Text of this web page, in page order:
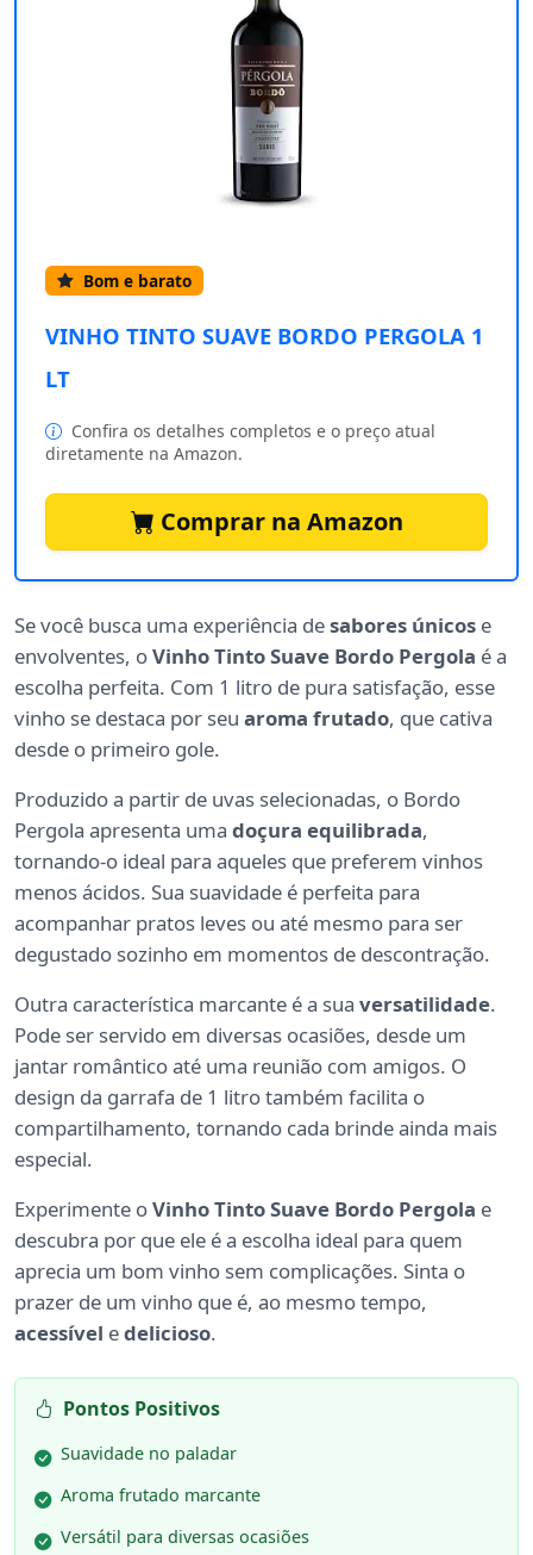
Bom e barato
VINHO TINTO SUAVE BORDO PERGOLA 1
LT
Confira os detalhes completos e o preço atual
diretamente na Amazon.
Comprar na Amazon
Se você busca uma experiência desabores únicos e
envolventes, oVinho Tinto Suave Bordo Pergola é a
escolha perfeita. Com 1 litro de pura satisfação, esse
vinho se destaca por seu aroma frutado, que cativa
desde o primeiro gole.
Produzido a partir de uvas selecionadas, o Bordo
Pergola apresenta uma doçura equilibrada,
tornando-o ideal para aqueles que preferem vinhos
menos ácidos. Sua suavidade é perfeita para
acompanhar pratos leves ou até mesmo para ser
degustado sozinho em momentos de descontração.
Outra característica marcante é a sua versatilidade.
Pode ser servido em diversas ocasiões, desde um
jantar romântico até uma reunião com amigos. O
design da garrafa de 1 litro também facilita o
compartilhamento, tornando cada brinde ainda mais
especial.
Experimente oVinho Tinto Suave Bordo Pergola e
descubra por que ele é a escolha ideal para quem
aprecia um bom vinho sem complicações. Sinta o
prazer de um vinho que é, ao mesmo tempo,
acessível edelicioso.
Pontos Positivos
Suavidade no paladar
Aroma frutado marcante
Versátil para diversas ocasiões